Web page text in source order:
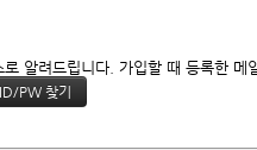
알려드립니다. 가입할 때 등록한